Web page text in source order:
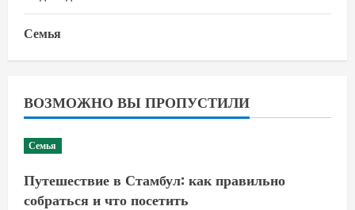
Семья
ВОЗМОЖНО ВЫ ПРОПУСТИЛИ
Семья
Путешествие в Стамбул: как правильно
собраться и что посетить